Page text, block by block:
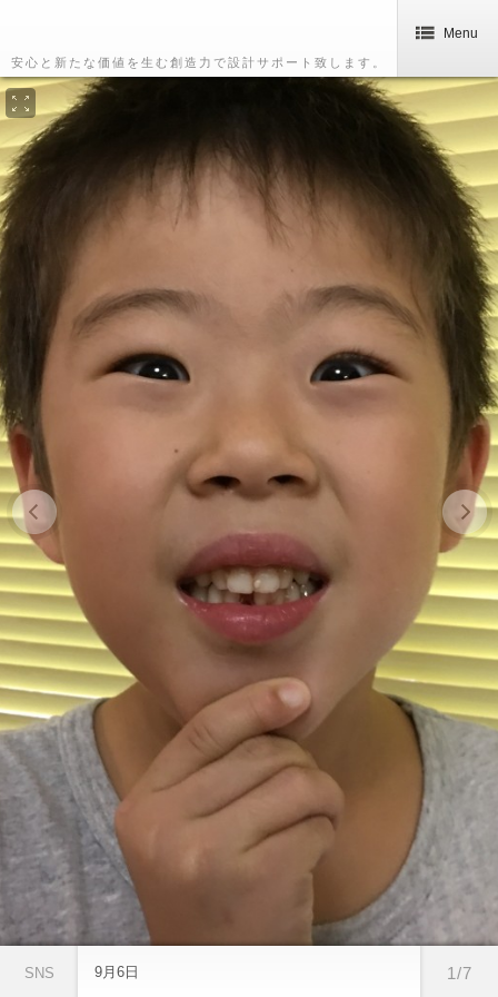
安心と新たな価値を生む創造力で設計サポート致します。
Menu
SNS 1/7
9月6日